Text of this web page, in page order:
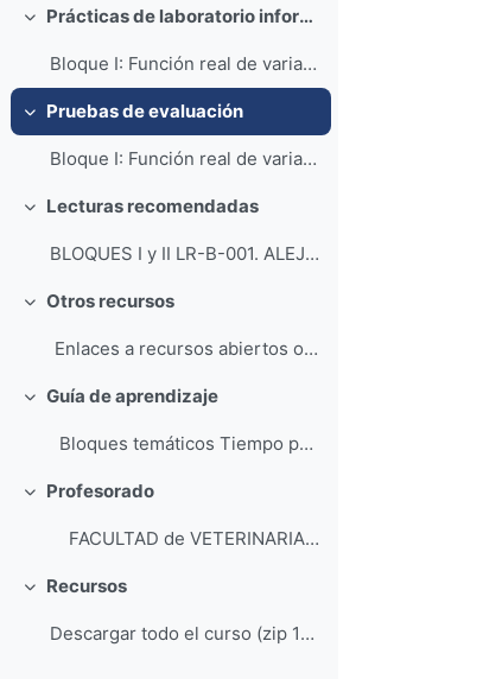
Colapsar Prácticas de laboratorio informático
Bloque I: Función real de variable real PR-F-00...
Colapsar
Pruebas de evaluación
Bloque I: Función real de variable real PE-EPR-...
Colapsar
Lecturas recomendadas
BLOQUES I y II LR-B-001. ALEJANDRE, J.L., ALL...
Colapsar
Otros recursos
Enlaces a recursos abiertos o gratuitos accesible...
Colapsar
Guía de aprendizaje
Bloques temáticos Tiempo previsto de apr...
Colapsar
Profesorado
FACULTAD de VETERINARIA Dep...
Colapsar
Recursos
Descargar todo el curso (zip 172MB)